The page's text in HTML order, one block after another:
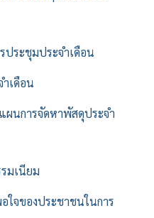
ประชุมประจำเดือน
เดือน
ผนการจัดหาพัสดุประจำ
มเนียม
จของประชาชนในการ